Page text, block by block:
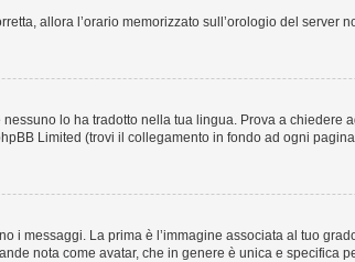
allora l’orario memorizzato sull’orologio del server
lo ha tradotto nella tua lingua. Prova a
Limited (trovi il collegamento in fondo ad ogni
i messaggi. La prima è l’immagine associata al tuo
nota come avatar, che in genere è unica e specifica